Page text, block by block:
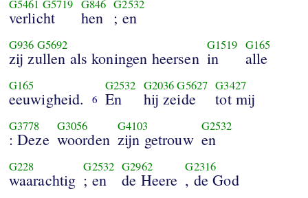
G5461 G5719
verlicht
G846
hen
G2532
; en
G936 G5692
zij zullen als koningen heersen
G1519
in
G165
alle
G165
eeuwigheid. 6
G2532
En
G2036 G5627
hij zeide
G3427
tot mij
G3778
: Deze
G3056
woorden
G4103
zijn getrouw
G2532
en
G228
waarachtig
G2532
; en
G2962
de Heere
G2316
, de God